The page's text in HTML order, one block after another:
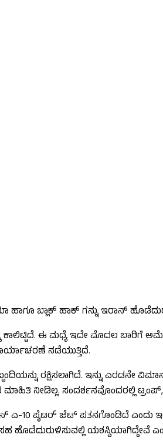
ಹಾಗೂ ಬ್ಲಾಕ್‌ ಹಾಕ್‌ ಗನ್ನು ಇರಾನ್‌
ಈ ಮಧ್ಯೆ ಇದೇ ಮೊದಲ ಬಾರಿಗೆ
ನಡೆಯುತ್ತಿದೆ.
ರಕ್ಷಿಸಲಾಗಿದೆ. ಇನ್ನು ಎರಡನೇ
ನೀಡಿಲ್ಲ. ಸಂದರ್ಶನವೊಂದರಲ್ಲಿ
10 ಪೈಟರ್ ಜೆಟ್ ಪತನಗೊಂಡಿದೆ ಎಂದು
ಹೊಡೆದುರುಳಿಸುವಲ್ಲಿ ಯಶಸ್ವಿಯಾಗಿದ್ದೇವೆ